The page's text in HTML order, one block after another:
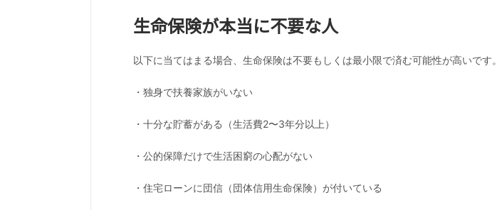
生命保険が本当に不要な人
以下に当てはまる場合、生命保険は不要もしくは最小限で済む可能性が高いです。
・独身で扶養家族がいない
・十分な貯蓄がある（生活費2〜3年分以上）
・公的保障だけで生活困窮の心配がない
・住宅ローンに団信（団体信用生命保険）が付いている